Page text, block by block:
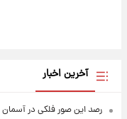
آخرین اخبار
رصد این صور فلکی در